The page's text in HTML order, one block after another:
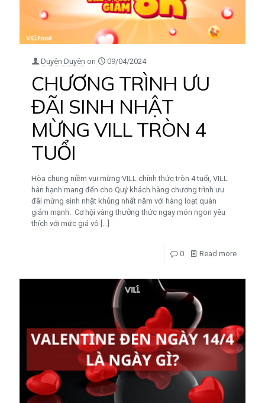
Duyên Duyên on 09/04/2024
CHƯƠNG TRÌNH ƯU
ĐÃI SINH NHẬT
MỪNG VILL TRÒN 4
TUỔI
Hòa chung niềm vui mừng VILL chính thức tròn 4 tuổi, VILL
hân hạnh mang đến cho Quý khách hàng chương trình ưu
đãi mừng sinh nhật khủng nhất năm với hàng loạt quán
giảm mạnh. Cơ hội vàng thưởng thức ngay món ngon yêu
thích với mức giá vô
0 Read more